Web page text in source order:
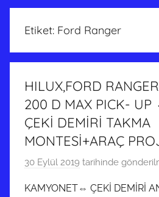
Etiket: Ford Ranger
HILUX,FORD
200 D MAX PICK-
ÇEKİ DEMİRİ TAKMA
MONTESİ+ARAÇ
30 Eylül 2019 tarihinde
KAMYONET⇔ ÇEKİ DEMİRİ